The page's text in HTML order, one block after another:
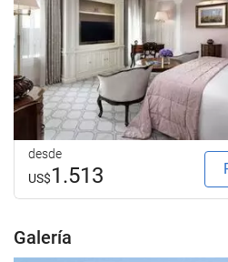
desde
US$1.513
Galería